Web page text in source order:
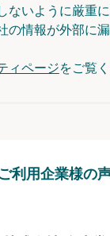
ないように厳重
の情報が外部に
ィページをご覧
ご利用企業様の